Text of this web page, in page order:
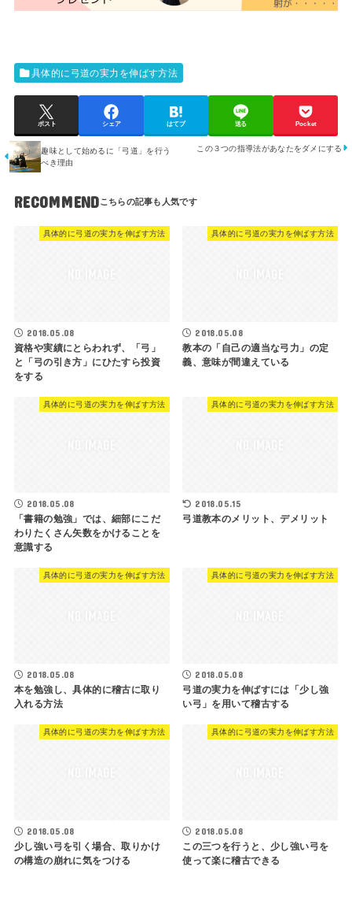
具体的に弓道の実力を伸ばす方法
ポスト シェア はてブ 送る Pocket
趣味として始めるに「弓道」を行う
べき理由
この３つの指導法があなたをダメにする
RECOMMEND
具体的に弓道の実力を伸ばす方法
2018.05.08
資格や実績にとらわれず、「弓」
と「弓の引き方」にひたすら投資
をする
具体的に弓道の実力を伸ばす方法
2018.05.08
教本の「自己の適当な弓力」の定
義、意味が間違えている
具体的に弓道の実力を伸ばす方法
2018.05.08
「書籍の勉強」では、細部にこだ
わりたくさん矢数をかけることを
意識する
具体的に弓道の実力を伸ばす方法
2018.05.15
弓道教本のメリット、デメリット
具体的に弓道の実力を伸ばす方法
2018.05.08
本を勉強し、具体的に稽古に取り
入れる方法
具体的に弓道の実力を伸ばす方法
2018.05.08
弓道の実力を伸ばすには「少し強
い弓」を用いて稽古する
具体的に弓道の実力を伸ばす方法
2018.05.08
少し強い弓を引く場合、取りかけ
の構造の崩れに気をつける
具体的に弓道の実力を伸ばす方法
2018.05.08
この三つを行うと、少し強い弓を
使って楽に稽古できる